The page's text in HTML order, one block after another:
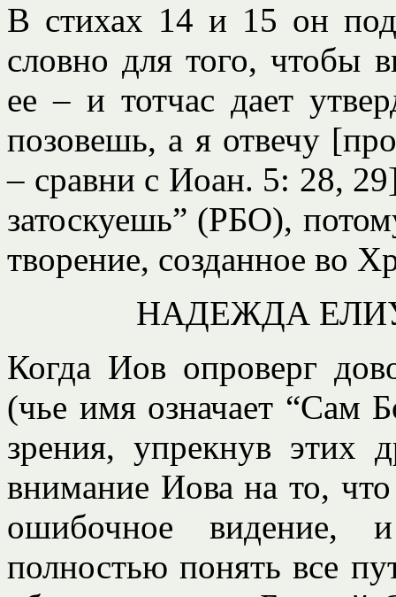
В стихах 14 и 15 он
словно для того, чтобы
ее – и тотчас дает
позовешь, а я отвечу
– сравни с Иоан. 5: 28,
затоскуешь” (РБО),
творение, созданное во
НАДЕЖДА
Когда Иов опроверг
(чье имя означает “Сам
зрения, упрекнув этих
внимание Иова на то,
ошибочное видение,
полностью понять все